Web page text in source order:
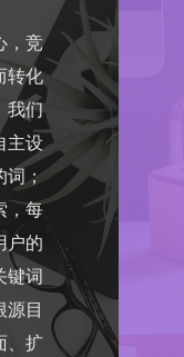
，竞
转化
我们
主设
词；
，每
户的
键词
源目
、扩